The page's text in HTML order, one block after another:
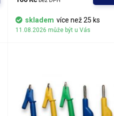
kabelů. Pro napájení více obvodů
kabely zasouvat banánky do sebe
vytvářet v obvodu uzly. K
několika barevných provedeních
skladem více než 25 ks
11.08.2026 může být u Vás